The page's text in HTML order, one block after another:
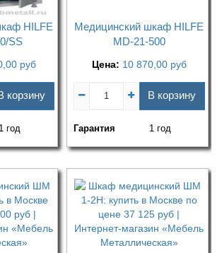
HILFE
SS
руб
корзину
1 год
Медицинский шкаф HILFE
MD-21-500
Цена: 10 870,00 руб
В корзину
Гарантия 1 год